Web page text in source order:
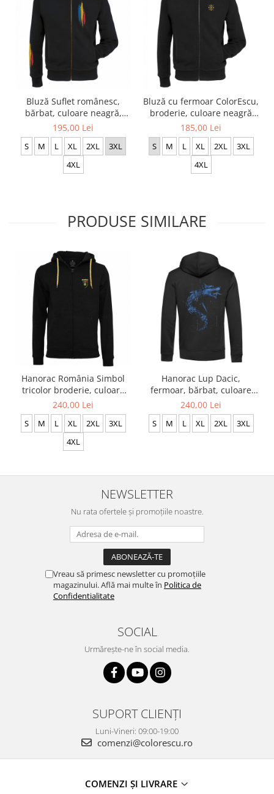
Bluză Suflet românesc,
bărbat, culoare neagră,
CH13
195,00 Lei
S M L XL 2XL
3XL
4XL
Bluză cu fermoar ColorEscu,
broderie, culoare neagră
CH23
185,00 Lei
S M L XL 2XL
3XL
4XL
PRODUSE SIMILARE
Hanorac România Simbol
tricolor broderie, culoare
neagră, CRP116
240,00 Lei
S M L XL 2XL
3XL
4XL
Hanorac Lup Dacic,
fermoar, bărbat, culoare
neagră CH24
240,00 Lei
S M L XL 2XL 3XL
NEWSLETTER
Nu rata ofertele și promoțiile noastre.
Vreau să primesc newsletter cu promoțiile
magazinului. Află mai multe în Politica de
Confidentialitate
SOCIAL
Urmărește-ne în social media.
SUPORT CLIENȚI
Luni-Vineri: 09:00-19:00
comenzi@colorescu.ro
COMENZI ȘI LIVRARE